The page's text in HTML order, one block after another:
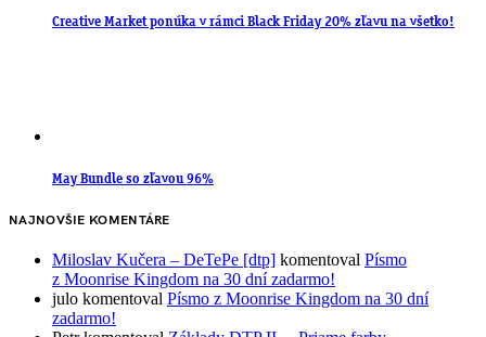
Creative Market ponúka v rámci Black Friday 20% zľavu na všetko!
May Bundle so zľavou 96%
NAJNOVŠIE KOMENTÁRE
Miloslav Kučera – DeTePe [dtp] komentoval Písmo
z Moonrise Kingdom na 30 dní zadarmo!
julo komentoval Písmo z Moonrise Kingdom na 30 dní
zadarmo!